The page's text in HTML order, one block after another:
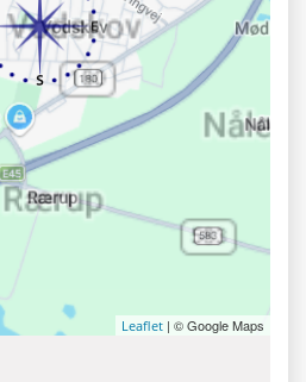
Leaflet | © Google Maps